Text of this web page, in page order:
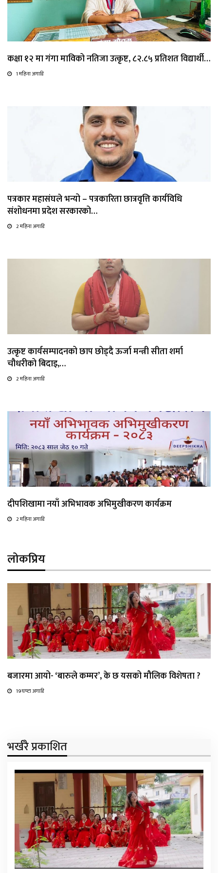
कक्षा १२ मा गंगा माविको नतिजा उत्कृष्ट, ८२.८५ प्रतिशत विद्यार्थी…
1 महिना अगाडि
पत्रकार महासंघले भन्यो – पत्रकारिता छात्रवृत्ति कार्यविधि
संशोधनमा प्रदेश सरकारको…
2 महिना अगाडि
उत्कृष्ट कार्यसम्पादनको छाप छोड्दै ऊर्जा मन्त्री सीता शर्मा
चौधरीको बिदाइ,…
2 महिना अगाडि
दीपशिखामा नयाँ अभिभावक अभिमुखीकरण कार्यक्रम
2 महिना अगाडि
लोकप्रिय
बजारमा आयो- ‘बारुले कम्मर’, के छ यसको मौलिक विशेषता ?
19 घण्टा अगाडि
भर्खरै प्रकाशित